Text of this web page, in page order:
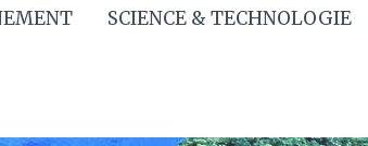
SCIENCE & TECHNOLOGIE